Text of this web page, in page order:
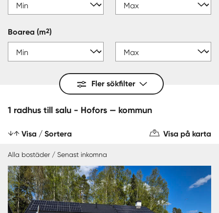
Boarea (m2)
Fler sökfilter
1 radhus till salu - Hofors — kommun
Visa / Sortera Visa på karta
Alla bostäder / Senast inkomna